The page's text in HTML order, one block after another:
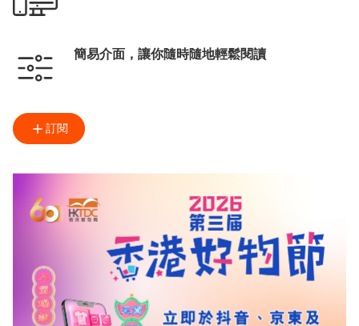
簡易介面，讓你隨時隨地輕鬆閱讀
訂閱